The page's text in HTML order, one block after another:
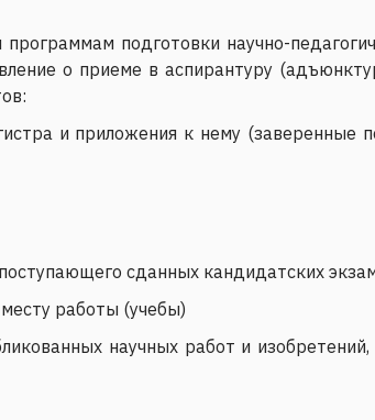
подготовки научно-
о приеме в аспирантуру
и приложения к нему (заверенные
сданных кандидатских
работы (учебы)
научных работ и